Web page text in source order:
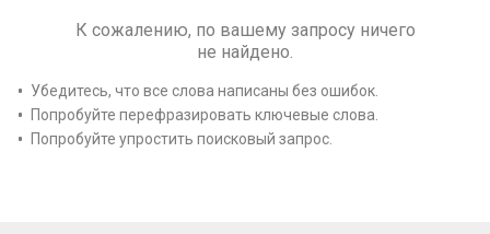
К сожалению, по вашему запросу ничего
не найдено.
Убедитесь, что все слова написаны без ошибок.
Попробуйте перефразировать ключевые слова.
Попробуйте упростить поисковый запрос.